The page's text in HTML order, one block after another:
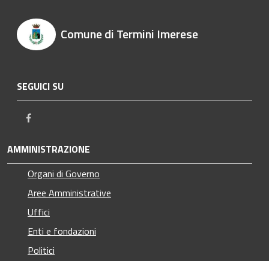
Comune di Termini Imerese
SEGUICI SU
AMMINISTRAZIONE
Organi di Governo
Aree Amministrative
Uffici
Enti e fondazioni
Politici